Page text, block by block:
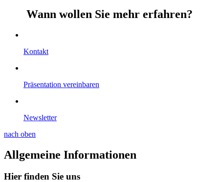
Wann wollen Sie mehr erfahren?
Kontakt
Präsentation vereinbaren
Newsletter
nach oben
Allgemeine Informationen
Hier finden Sie uns